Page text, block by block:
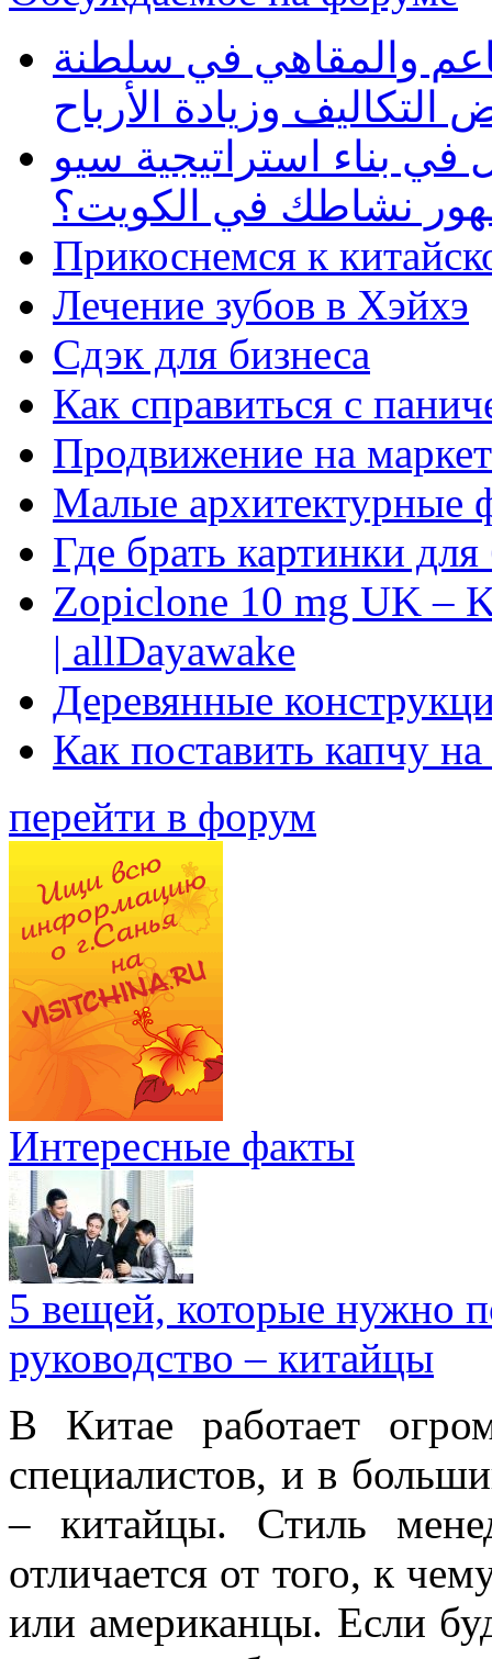
والمقاهي في سلطنة
وزيادة الأرباح
بناء استراتيجية سيو
نشاطك في الكويت؟
Прикоснемся к
Лечение зубов в Хэйхэ
Сдэк для бизнеса
Как справиться с
Продвижение на
Малые архитектурные
Где брать картинки
Zopiclone 10 mg UK –
| allDayawake
Деревянные
Как поставить капчу
перейти в форум
Интересные факты
5 вещей, которые нужно
руководство – китайцы
В Китае работает
специалистов, и в
– китайцы. Стиль
отличается от того, к
или американцы. Если